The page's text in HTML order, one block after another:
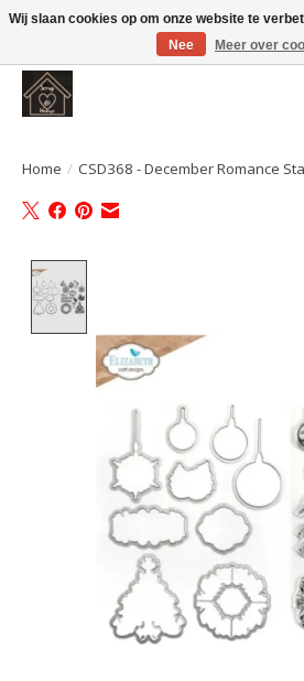
Large selection of products and fast shipping!
Home / CSD368 - December Romance
Wij slaan cookies op om onze website te
Nee
Meer over